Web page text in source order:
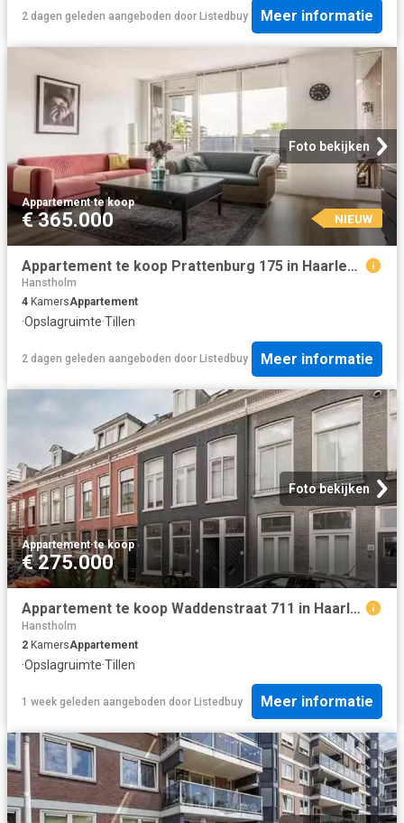
2 dagen geleden aangeboden door Listedbuy Meer informatie
Foto bekijken
Appartement·te koop
€ 365.000 NIEUW
Appartement te koop Prattenburg 175 in Haarlem voor € 365.000
Hanstholm
4 KamersAppartement
·Opslagruimte·Tillen
2 dagen geleden aangeboden door Listedbuy Meer informatie
Foto bekijken
Appartement·te koop
€ 275.000
Appartement te koop Waddenstraat 711 in Haarlem voor € 275.000
Hanstholm
2 KamersAppartement
·Opslagruimte·Tillen
1 week geleden aangeboden door Listedbuy Meer informatie